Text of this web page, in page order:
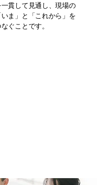
一貫して見通し、現場の
いま」と「これから」を
ぐことです。